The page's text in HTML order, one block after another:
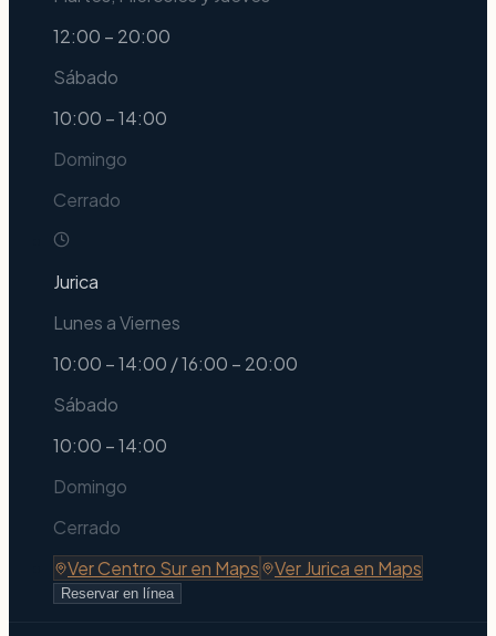
12:00 – 20:00
Sábado
10:00 – 14:00
Domingo
Cerrado
Jurica
Lunes a Viernes
10:00 – 14:00 / 16:00 – 20:00
Sábado
10:00 – 14:00
Domingo
Cerrado
VerCentro Suren Maps VerJurica en Maps
Reservar en línea